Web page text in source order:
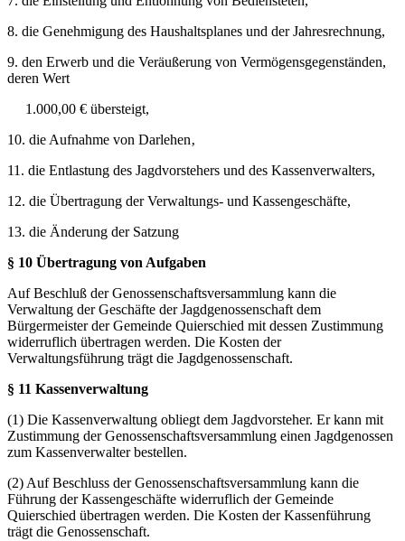
8. die Genehmigung des Haushaltsplanes und der Jahresrechnung,
9. den Erwerb und die Veräußerung von Vermögensgegenständen,
deren Wert
1.000,00 € übersteigt,
10. die Aufnahme von Darlehen‚
11. die Entlastung des Jagdvorstehers und des Kassenverwalters,
12. die Übertragung der Verwaltungs- und Kassengeschäfte,
13. die Änderung der Satzung
§ 10 Übertragung von Aufgaben
Auf Beschluß der Genossenschaftsversammlung kann die
Verwaltung der Geschäfte der Jagdgenossenschaft dem
Bürgermeister der Gemeinde Quierschied mit dessen Zustimmung
widerruflich übertragen werden. Die Kosten der
Verwaltungsführung trägt die Jagdgenossenschaft.
§ 11 Kassenverwaltung
(1) Die Kassenverwaltung obliegt dem Jagdvorsteher. Er kann mit
Zustimmung der Genossenschaftsversammlung einen Jagdgenossen
zum Kassenverwalter bestellen.
(2) Auf Beschluss der Genossenschaftsversammlung kann die
Führung der Kassengeschäfte widerruflich der Gemeinde
Quierschied übertragen werden. Die Kosten der Kassenführung
trägt die Genossenschaft.